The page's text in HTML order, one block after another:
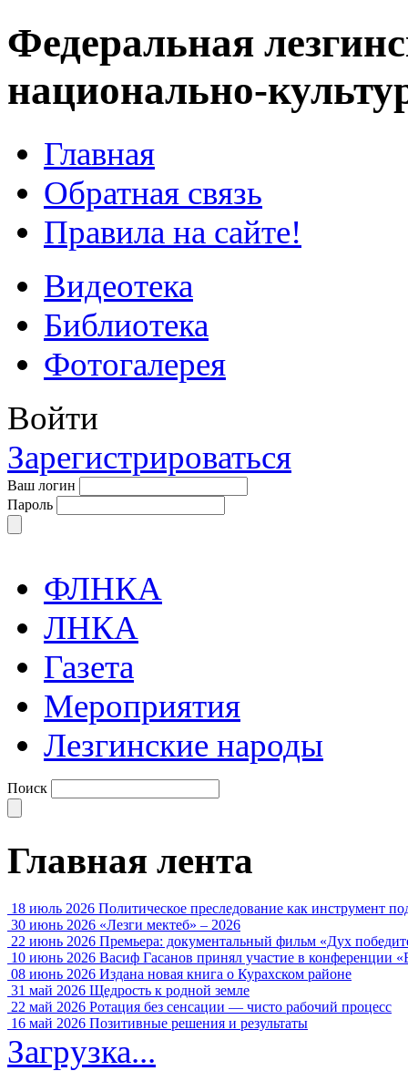
Федеральная
национально-
Главная
Обратная связь
Правила на сайте!
Видеотека
Библиотека
Фотогалерея
Войти
Зарегистрироваться
Ваш логин
Пароль
ФЛНКА
ЛНКА
Газета
Мероприятия
Лезгинские народы
Поиск
Главная лента
18 июль 2026 Политическое преследование как инструмент
30 июнь 2026 «Лезги мектеб» – 2026
22 июнь 2026 Премьера: документальный фильм «Дух
10 июнь 2026 Васиф Гасанов принял участие в конференции
08 июнь 2026 Издана новая книга о Курахском районе
31 май 2026 Щедрость к родной земле
22 май 2026 Ротация без сенсации — чисто рабочий процесс
16 май 2026 Позитивные решения и результаты
Загрузка...